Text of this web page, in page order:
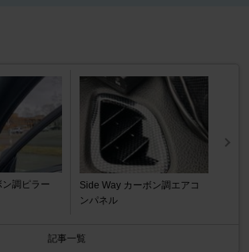
調ピラー
Side Way カーボン調エアコ
ンパネル
記事一覧